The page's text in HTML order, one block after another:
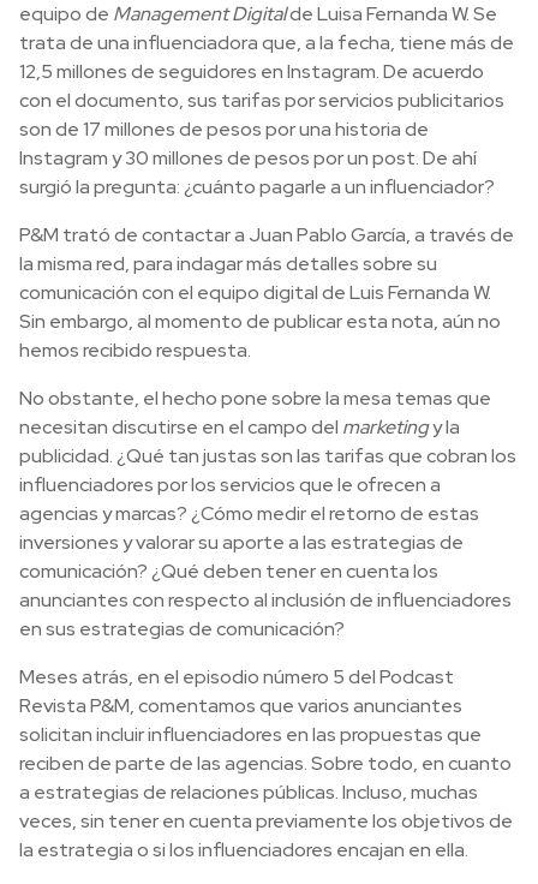
equipo de Management Digitalde Luisa Fernanda W. Se
trata de una influenciadora que, a la fecha, tiene más de
12,5 millones de seguidores en Instagram. De acuerdo
con el documento, sus tarifas por servicios publicitarios
son de 17 millones de pesos por una historia de
Instagram y 30 millones de pesos por un post. De ahí
surgió la pregunta: ¿cuánto pagarle a un influenciador?
P&M trató de contactar a Juan Pablo García, a través de
la misma red, para indagar más detalles sobre su
comunicación con el equipo digital de Luis Fernanda W.
Sin embargo, al momento de publicar esta nota, aún no
hemos recibido respuesta.
No obstante, el hecho pone sobre la mesa temas que
necesitan discutirse en el campo del marketingy la
publicidad. ¿Qué tan justas son las tarifas que cobran los
influenciadores por los servicios que le ofrecen a
agencias y marcas? ¿Cómo medir el retorno de estas
inversiones y valorar su aporte a las estrategias de
comunicación? ¿Qué deben tener en cuenta los
anunciantes con respecto al inclusión de influenciadores
en sus estrategias de comunicación?
Meses atrás, en el episodio número 5 del Podcast
Revista P&M, comentamos que varios anunciantes
solicitan incluir influenciadores en las propuestas que
reciben de parte de las agencias. Sobre todo, en cuanto
a estrategias de relaciones públicas. Incluso, muchas
veces, sin tener en cuenta previamente los objetivos de
la estrategia o si los influenciadores encajan en ella.